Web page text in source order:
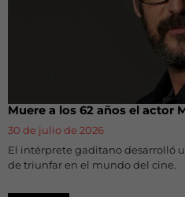
Muere a los 62 años el actor
30 de julio de 2026
El intérprete gaditano desarrolló
de triunfar en el mundo del cine.